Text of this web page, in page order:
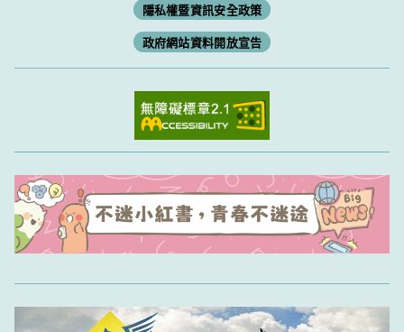
隱私權暨資訊安全政策
政府網站資料開放宣告